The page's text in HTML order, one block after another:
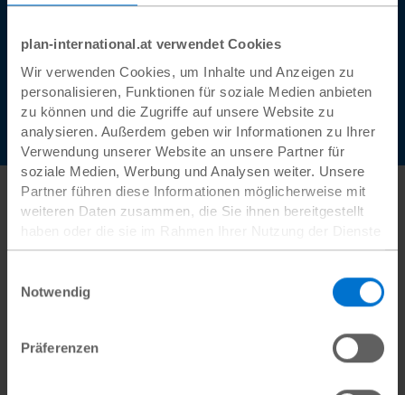
plan-international.at verwendet Cookies
Wir verwenden Cookies, um Inhalte und Anzeigen zu
personalisieren, Funktionen für soziale Medien anbieten
zu können und die Zugriffe auf unsere Website zu
analysieren. Außerdem geben wir Informationen zu Ihrer
Verwendung unserer Website an unsere Partner für
soziale Medien, Werbung und Analysen weiter. Unsere
Partner führen diese Informationen möglicherweise mit
weiteren Daten zusammen, die Sie ihnen bereitgestellt
gesammelt haben.
Notwendig
Präferenzen
Regeln und Vorgaben für
Flucht und Migration
Migration regeln die Länder sehr
. Durch